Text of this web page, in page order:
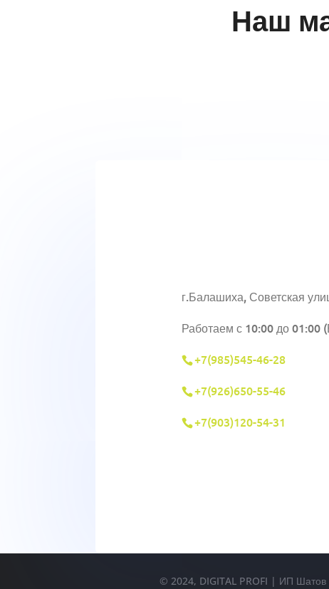
Наш
г.Балашиха, Советская
Работаем с 10:00 до 01:00
+7(985)545-46-28
+7(926)650-55-46
+7(903)120-54-31
© 2024, DIGITAL PROFI | ИП